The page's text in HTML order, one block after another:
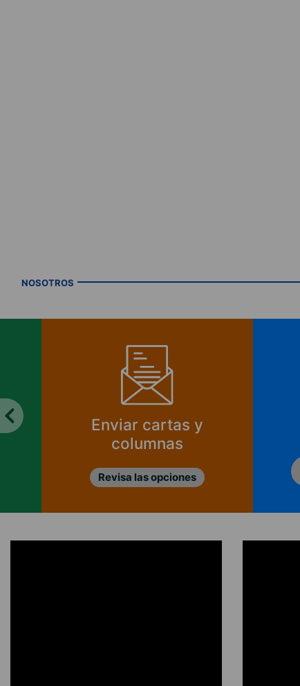
NOSOTROS
Enviar cartas y
columnas
Revisa las opciones